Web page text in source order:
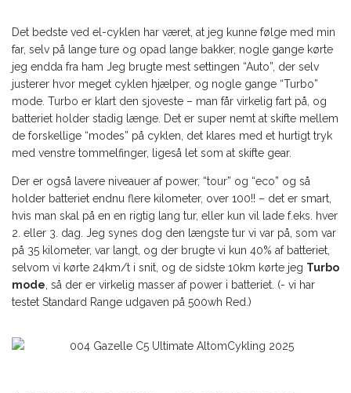
Det bedste ved el-cyklen har været, at jeg kunne følge med min
far, selv på lange ture og opad lange bakker, nogle gange kørte
jeg endda fra ham Jeg brugte mest settingen “Auto”, der selv
justerer hvor meget cyklen hjælper, og nogle gange “Turbo”
mode. Turbo er klart den sjoveste – man får virkelig fart på, og
batteriet holder stadig længe. Det er super nemt at skifte mellem
de forskellige “modes” på cyklen, det klares med et hurtigt tryk
med venstre tommelfinger, ligeså let som at skifte gear.
Der er også lavere niveauer af power, “tour” og “eco” og så
holder batteriet endnu flere kilometer, over 100!! – det er smart,
hvis man skal på en en rigtig lang tur, eller kun vil lade f.eks. hver
2. eller 3. dag. Jeg synes dog den længste tur vi var på, som var
på 35 kilometer, var langt, og der brugte vi kun 40% af batteriet,
selvom vi kørte 24km/t i snit, og de sidste 10km kørte jeg Turbo
mode , så der er virkelig masser af power i batteriet. (- vi har
testet Standard Range udgaven på 500wh Red.)